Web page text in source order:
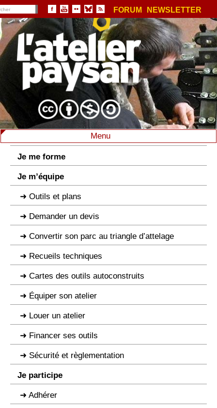
FORUM NEWSLETTER
Menu
Je me forme
Je m’équipe
Outils et plans
Demander un devis
Convertir son parc au triangle d’attelage
Recueils techniques
Cartes des outils autoconstruits
Équiper son atelier
Louer un atelier
Financer ses outils
Sécurité et règlementation
Je participe
Adhérer